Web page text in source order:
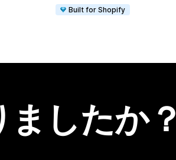
Built for Shopify
したか？